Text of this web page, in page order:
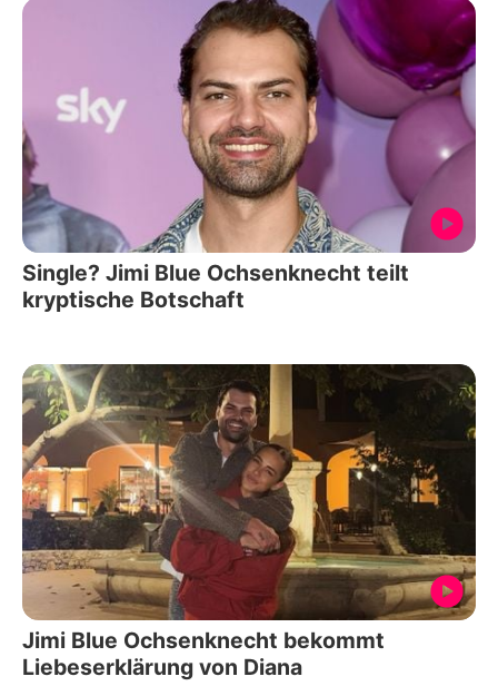
Single? Jimi Blue Ochsenknecht teilt
kryptische Botschaft
Jimi Blue Ochsenknecht bekommt
Liebeserklärung von Diana